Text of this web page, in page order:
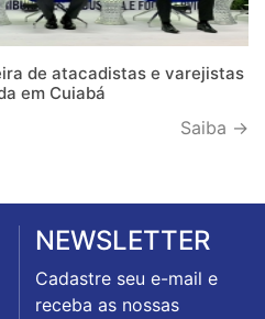
de atacadistas e varejistas
em Cuiabá
Saiba →
NEWSLETTER
Cadastre seu e-mail e
receba as nossas